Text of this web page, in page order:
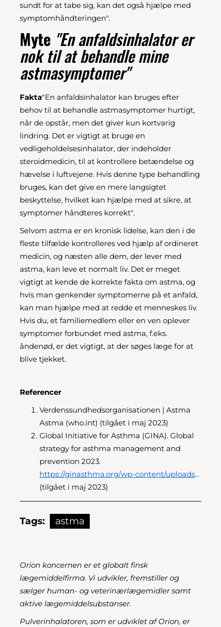
sundt for at tabe sig, kan det også hjælpe med
symptomhåndteringen".
Myte "En anfaldsinhalator er
nok til at behandle mine
astmasymptomer"
Fakta"En anfaldsinhalator kan bruges efter
behov til at behandle astmasymptomer hurtigt,
når de opstår, men det giver kun kortvarig
lindring. Det er vigtigt at bruge en
vedligeholdelsesinhalator, der indeholder
steroidmedicin, til at kontrollere betændelse og
hævelse i luftvejene. Hvis denne type behandling
bruges, kan det give en mere langsigtet
beskyttelse, hvilket kan hjælpe med at sikre, at
symptomer håndteres korrekt".
Selvom astma er en kronisk lidelse, kan den i de
fleste tilfælde kontrolleres ved hjælp af ordineret
medicin, og næsten alle dem, der lever med
astma, kan leve et normalt liv. Det er meget
vigtigt at kende de korrekte fakta om astma, og
hvis man genkender symptomerne på et anfald,
kan man hjælpe med at redde et menneskes liv.
Hvis du, et familiemedlem eller en ven oplever
symptomer forbundet med astma, f.eks.
åndenød, er det vigtigt, at der søges læge for at
blive tjekket.
Referencer
Verdenssundhedsorganisationen | Astma
Astma (who.int) (tilgået i maj 2023)
Global Initiative for Asthma (GINA). Global
strategy for asthma management and
prevention 2023.
https://ginasthma.org/wp-content/uploads/2023/05/GINA-2023-Full-Report-2023-WMS.pdf
(tilgået i maj 2023)
Tags: astma
Orion koncernen er et globalt finsk
lægemiddelfirma. Vi udvikler, fremstiller og
sælger human- og veterinærlægemidler samt
aktive lægemiddelsubstanser.
Pulverinhalatoren, som er udviklet af Orion, er